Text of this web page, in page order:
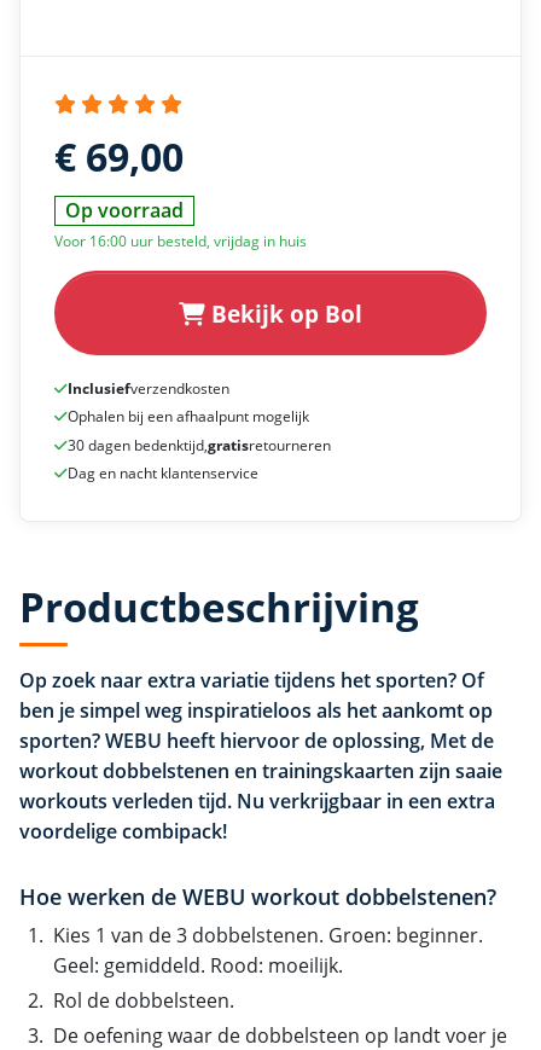
€ 69,00
Op voorraad
Voor 16:00 uur besteld, vrijdag in huis
Bekijk op Bol
Inclusiefverzendkosten
Ophalen bij een afhaalpunt mogelijk
30 dagen bedenktijd,gratisretourneren
Dag en nacht klantenservice
Productbeschrijving
Op zoek naar extra variatie tijdens het sporten? Of
ben je simpel weg inspiratieloos als het aankomt op
sporten? WEBU heeft hiervoor de oplossing, Met de
workout dobbelstenen en trainingskaarten zijn saaie
workouts verleden tijd. Nu verkrijgbaar in een extra
voordelige combipack!
Hoe werken de WEBU workout dobbelstenen?
Kies 1 van de 3 dobbelstenen. Groen: beginner.
Geel: gemiddeld. Rood: moeilijk.
Rol de dobbelsteen.
De oefening waar de dobbelsteen op landt voer je